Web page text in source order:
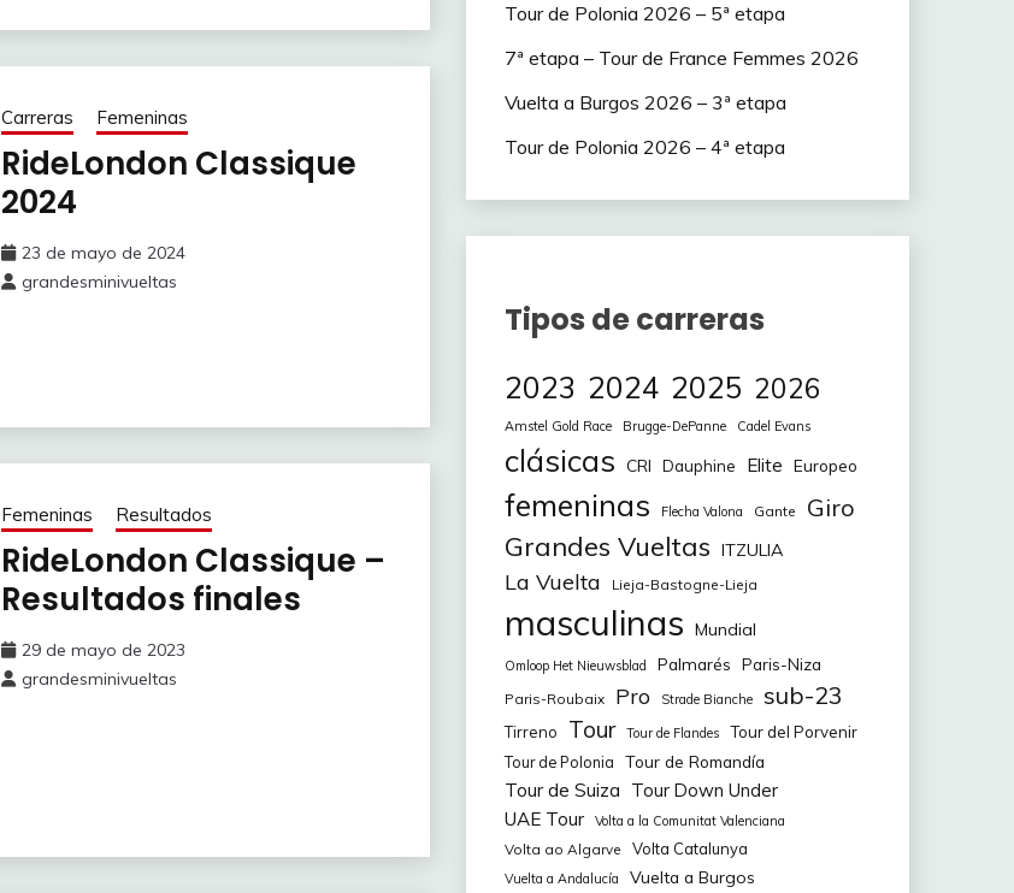
Carreras Femeninas
RideLondon Classique
2024
23 de mayo de 2024
grandesminivueltas
Femeninas Resultados
RideLondon Classique –
Resultados finales
29 de mayo de 2023
grandesminivueltas
Tour de Polonia 2026 – 5ª etapa
7ª etapa – Tour de France Femmes 2026
Vuelta a Burgos 2026 – 3ª etapa
Tour de Polonia 2026 – 4ª etapa
Tipos de carreras
2023 2024 2025 2026
Amstel Gold Race Brugge-DePanne Cadel Evans
clásicas CRI Dauphine Elite Europeo
femeninas Flecha Valona Gante Giro
Grandes Vueltas ITZULIA
La Vuelta Lieja-Bastogne-Lieja
masculinas Mundial
Omloop Het Nieuwsblad Palmarés Paris-Niza
Paris-Roubaix Pro Strade Bianche sub-23
Tirreno Tour Tour de Flandes
Tour del Porvenir
Tour de Polonia
Tour de Romandía
Tour de Suiza Tour Down Under
UAE Tour
Volta a la Comunitat Valenciana
Volta ao Algarve Volta Catalunya
Vuelta a Andalucía Vuelta a Burgos